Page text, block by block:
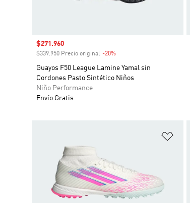
Precio de venta
$271.960
$339.950 Precio original -20%
Guayos F50 League Lamine Yamal sin
Cordones Pasto Sintético Niños
Niño Performance
Envío Gratis